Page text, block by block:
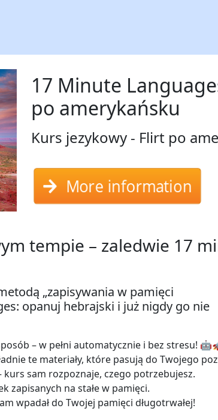
17 Minute
po amerykańsku
Kurs jezykowy - Flirt po
More information
tempie – zaledwie 17
„zapisywania w pamięci
opanuj hebrajski i już nigdy go nie
– w pełni automatycznie i bez stresu!
te materiały, które pasują do Twojego
kurs sam rozpoznaje, czego potrzebujesz.
zapisanych na stałe w pamięci.
wpadał do Twojej pamięci długotrwałej!